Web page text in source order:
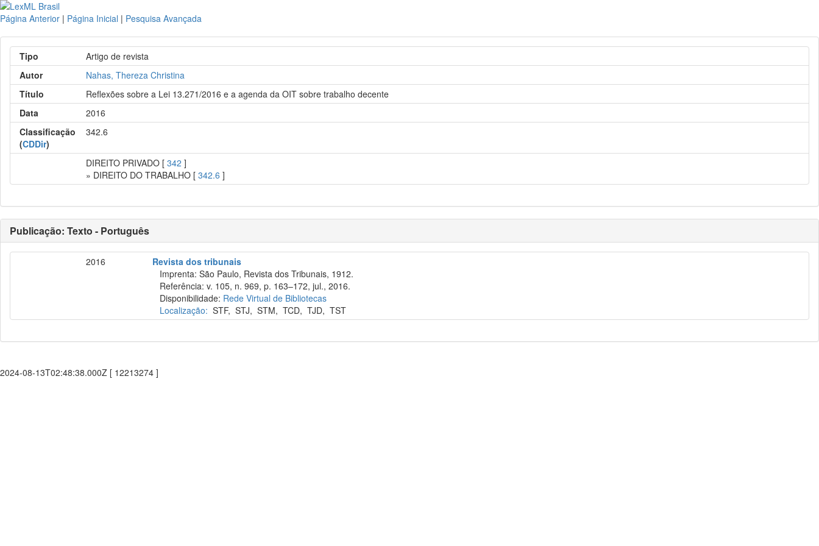
Página Anterior | Página Inicial | Pesquisa Avançada
Tipo
Artigo de revista
Autor
Nahas, Thereza Christina
Título
Reflexões sobre a Lei 13.271/2016 e a agenda da OIT sobre trabalho decente
Data
2016
Classificação
(CDDir)
342.6
DIREITO PRIVADO [342 ]
» DIREITO DO TRABALHO [342.6 ]
Publicação: Texto - Português
2016
Revista dos tribunais
Imprenta: São Paulo, Revista dos Tribunais, 1912.
Referência: v. 105, n. 969, p. 163–172, jul., 2016.
Disponibilidade: Rede Virtual de Bibliotecas
Localização: STF,STJ,STM,TCD,TJD,TST
2024-08-13T02:48:38.000Z [ 12213274 ]